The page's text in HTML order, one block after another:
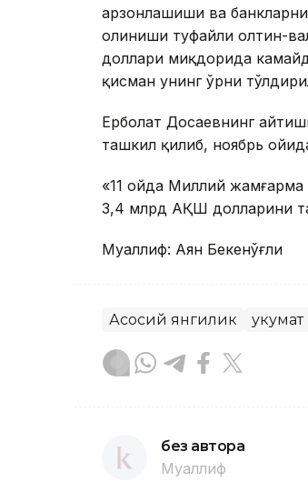
арзонлашиши ва
олиниши туфайли олтин-
доллари миқдорида
қисман унинг ўрни
Ерболат Досаевнинг
ташкил қилиб, ноябрь
«11 ойда Миллий
3,4 млрд АҚШ долларини
Муаллиф: Аян Бекенўғли
Асосий янгилик
без автора
Муаллиф